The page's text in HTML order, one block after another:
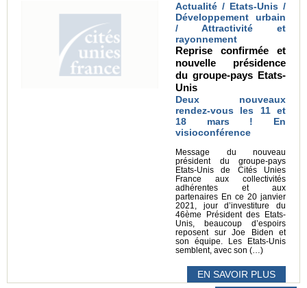
Actualité / Etats-Unis /
Développement urbain
/ Attractivité et
rayonnement
Reprise confirmée et
nouvelle présidence
du groupe-pays Etats-
Unis
Deux nouveaux
rendez-vous les 11 et
18 mars ! En
visioconférence
Message du nouveau
président du groupe-pays
Etats-Unis de Cités Unies
France aux collectivités
adhérentes et aux
partenaires En ce 20 janvier
2021, jour d’investiture du
46ème Président des Etats-
Unis, beaucoup d’espoirs
reposent sur Joe Biden et
son équipe. Les Etats-Unis
semblent, avec son (…)
EN SAVOIR PLUS